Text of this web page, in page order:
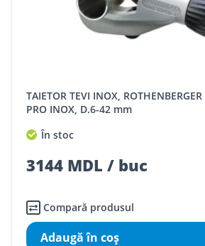
TAIETOR TEVI INOX, ROTHENBERGER TUBE CUTTER 42
PRO INOX, D.6-42 mm
În stoc
3144 MDL / buc
Compară produsul
Adaugă în coş